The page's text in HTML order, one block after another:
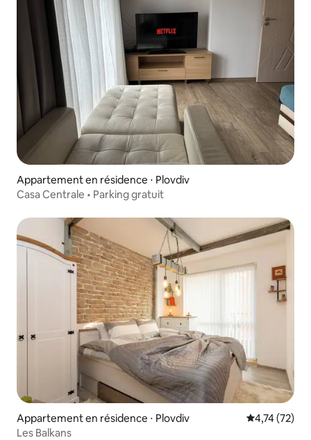
Appartement en résidence ⋅ Plovdiv
Casa Centrale • Parking gratuit
Appartement en résidence ⋅ Plovdiv Évaluation
4,74 (72)
Les Balkans